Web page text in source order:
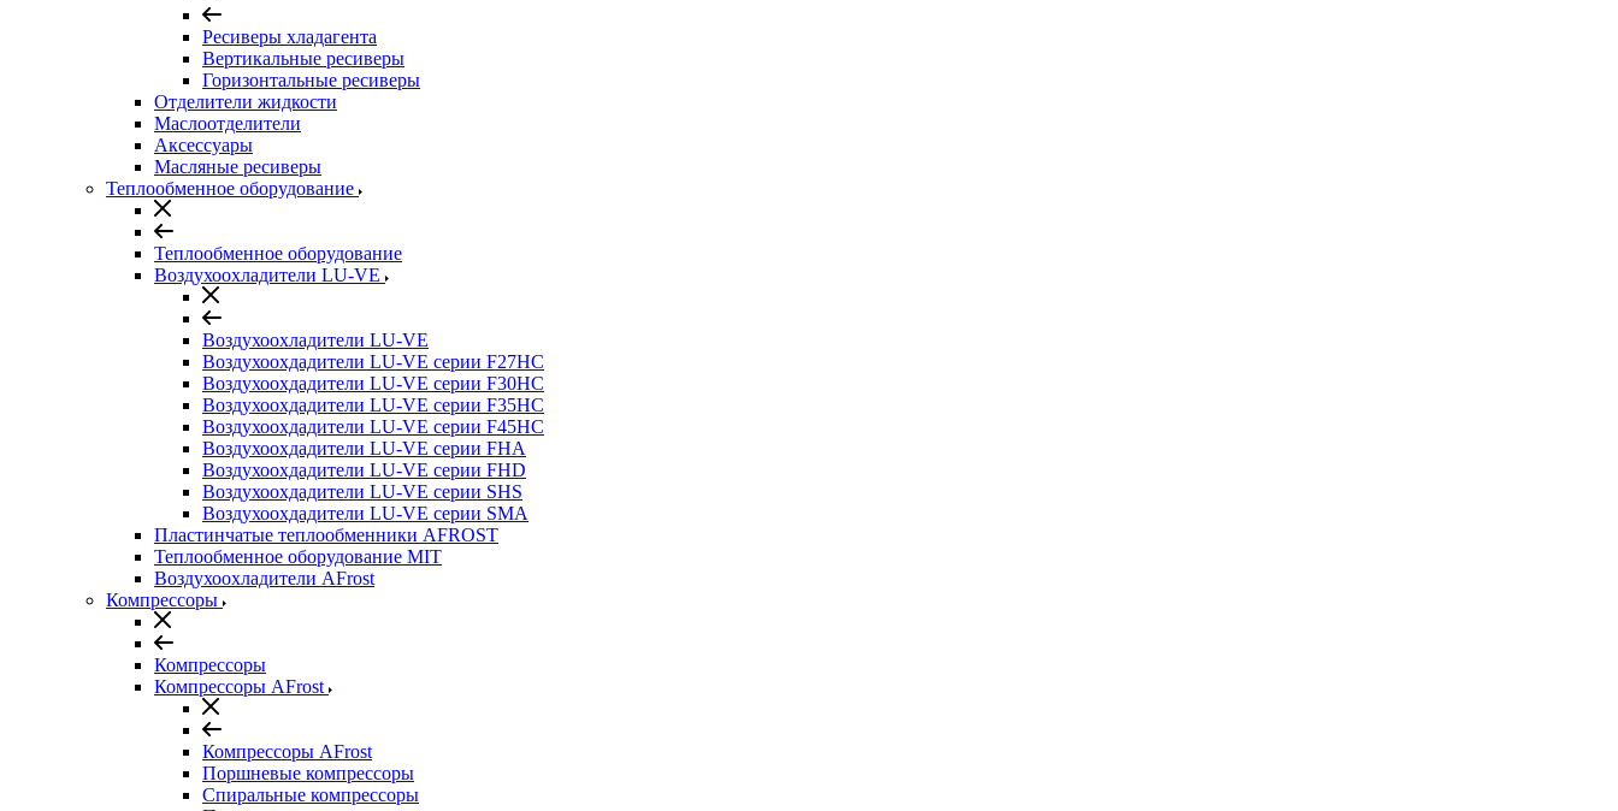
Ресиверы хладагента
Вертикальные ресиверы
Горизонтальные ресиверы
Отделители жидкости
Маслоотделители
Аксессуары
Масляные ресиверы
Теплообменное оборудование
Теплообменное оборудование
Воздухоохладители LU-VE
Воздухоохладители LU-VE
Воздухоохдадители LU-VE серии F27HC
Воздухоохдадители LU-VE серии F30HC
Воздухоохдадители LU-VE серии F35HC
Воздухоохдадители LU-VE серии F45HC
Воздухоохдадители LU-VE серии FHA
Воздухоохдадители LU-VE серии FHD
Воздухоохдадители LU-VE серии SHS
Воздухоохдадители LU-VE серии SMA
Пластинчатые теплообменники AFROST
Теплообменное оборудование MIT
Воздухоохладители AFrost
Компрессоры
Компрессоры
Компрессоры AFrost
Компрессоры AFrost
Поршневые компрессоры
Спиральные компрессоры